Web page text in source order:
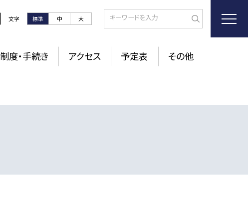
文字 標準 中 大
制度・手続き アクセス 予定表 その他